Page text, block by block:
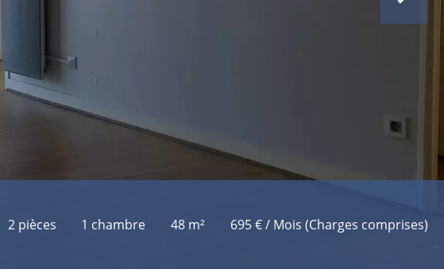
2 pièces 1 chambre 48 m² 695 € / Mois (Charges comprises)